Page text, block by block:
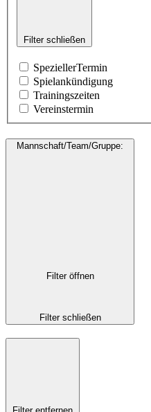
Filter schließen
SpeziellerTermin
Spielankündigung
Trainingszeiten
Vereinstermin
Mannschaft/Team/Gruppe:
Filter öffnen
Filter schließen